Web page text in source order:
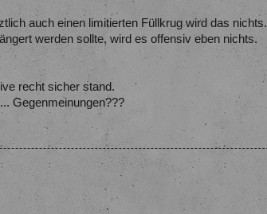
auch einen limitierten Füllkrug wird das nichts.
werden sollte, wird es offensiv eben nichts.
recht sicher stand.
Gegenmeinungen???